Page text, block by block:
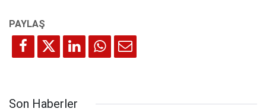
Son Haberler